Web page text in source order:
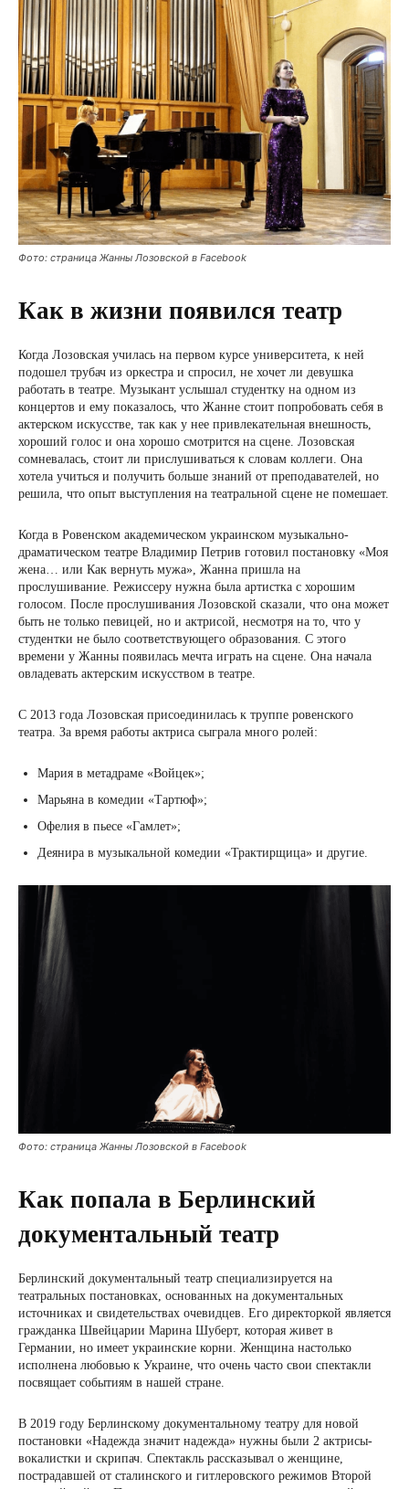
Фото: страница Жанны Лозовской в ​​Facebook
Как в жизни появился театр
Когда Лозовская училась на первом курсе университета, к ней
подошел трубач из оркестра и спросил, не хочет ли девушка
работать в театре. Музыкант услышал студентку на одном из
концертов и ему показалось, что Жанне стоит попробовать себя в
актерском искусстве, так как у нее привлекательная внешность,
хороший голос и она хорошо смотрится на сцене. Лозовская
сомневалась, стоит ли прислушиваться к словам коллеги. Она
хотела учиться и получить больше знаний от преподавателей, но
решила, что опыт выступления на театральной сцене не помешает.
Когда в Ровенском академическом украинском музыкально-
драматическом театре Владимир Петрив готовил постановку «Моя
жена… или Как вернуть мужа», Жанна пришла на
прослушивание. Режиссеру нужна была артистка с хорошим
голосом. После прослушивания Лозовской сказали, что она может
быть не только певицей, но и актрисой, несмотря на то, что у
студентки не было соответствующего образования. С этого
времени у Жанны появилась мечта играть на сцене. Она начала
овладевать актерским искусством в театре.
С 2013 года Лозовская присоединилась к труппе ровенского
театра. За время работы актриса сыграла много ролей:
Мария в метадраме «Войцек»;
Марьяна в комедии «Тартюф»;
Офелия в пьесе «Гамлет»;
Деянира в музыкальной комедии «Трактирщица» и другие.
Фото: страница Жанны Лозовской в ​​Facebook
Как попала в Берлинский
документальный театр
Берлинский документальный театр специализируется на
театральных постановках, основанных на документальных
источниках и свидетельствах очевидцев. Его директоркой является
гражданка Швейцарии Марина Шуберт, которая живет в
Германии, но имеет украинские корни. Женщина настолько
исполнена любовью к Украине, что очень часто свои спектакли
посвящает событиям в нашей стране.
В 2019 году Берлинскому документальному театру для новой
постановки «Надежда значит надежда» нужны были 2 актрисы-
вокалистки и скрипач. Спектакль рассказывал о женщине,
пострадавшей от сталинского и гитлеровского режимов Второй